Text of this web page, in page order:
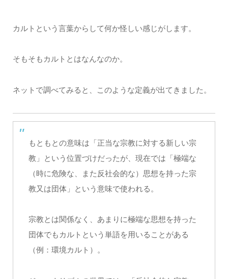
カルトという言葉からして何か怪しい感じがします。
そもそもカルトとはなんなのか。
ネットで調べてみると、このような定義が出てきました。
もともとの意味は「正当な宗教に対する新しい宗
教」という位置づけだったが、現在では「極端な
（時に危険な、また反社会的な）思想を持った宗
教又は団体」という意味で使われる。
宗教とは関係なく、あまりに極端な思想を持った
団体でもカルトという単語を用いることがある
（例：環境カルト）。